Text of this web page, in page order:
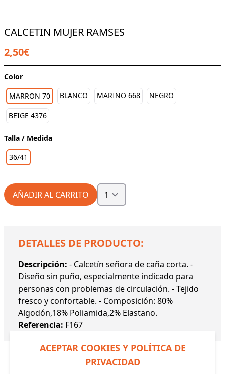
CALCETIN MUJER RAMSES
2,50€
Color
MARRON 70
BLANCO MARINO 668 NEGRO
BEIGE 4376
Talla / Medida
36/41
AÑADIR AL CARRITO
DETALLES DE PRODUCTO:
Descripción: - Calcetín señora de caña corta. -
Diseño sin puño, especialmente indicado para
personas con problemas de circulación. - Tejido
fresco y confortable. - Composición: 80%
Algodón,18% Poliamida,2% Elastano.
Referencia: F167
ACEPTAR COOKIES Y POLÍTICA DE
PRIVACIDAD